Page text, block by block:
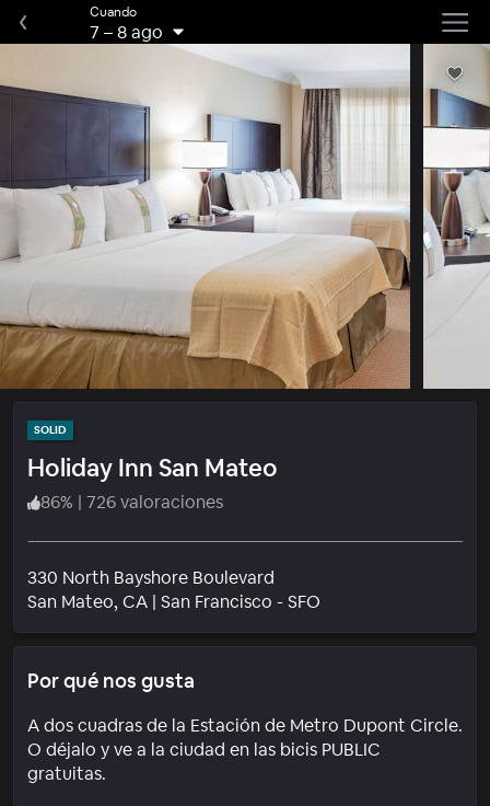
Cuando
7 –8 ago
SOLID
Holiday Inn San Mateo
86% | 726 valoraciones
330 North Bayshore Boulevard
San Mateo, CA | San Francisco - SFO
Por qué nos gusta
A dos cuadras de la Estación de Metro Dupont Circle.
O déjalo y ve a la ciudad en las bicis PUBLIC
gratuitas.